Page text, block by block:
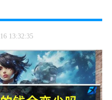
13:32:35